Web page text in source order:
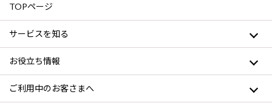
TOPページ
サービスを知る
お役立ち情報
ご利用中のお客さまへ